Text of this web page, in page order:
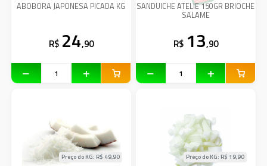
ABOBORA JAPONESA PICADA KG
R$ 24,90
SANDUICHE ATELIE 150GR BRIOCHE
SALAME
R$ 13,90
Preço do KG: R$ 49,90 Preço do KG: R$ 19,90